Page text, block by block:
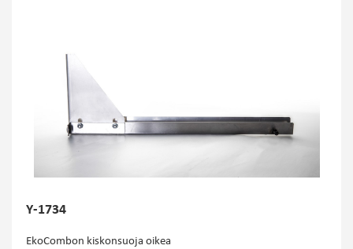
Y-1734
EkoCombon kiskonsuoja oikea